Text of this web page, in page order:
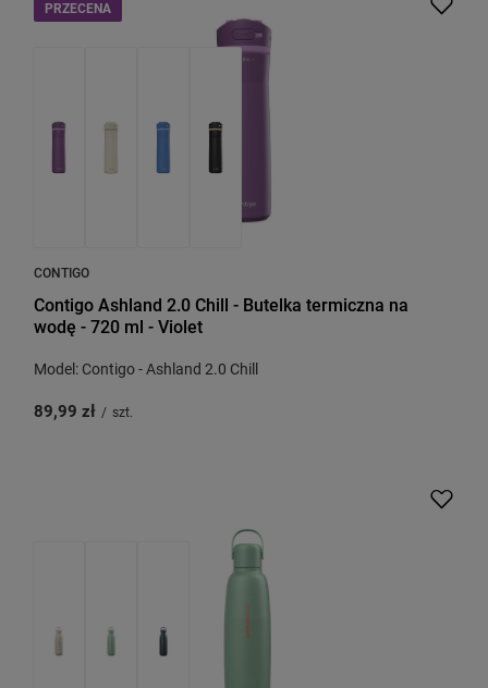
PRZECENA
CONTIGO
Contigo Ashland 2.0 Chill - Butelka termiczna na
wodę - 720 ml - Violet
Model: Contigo - Ashland 2.0 Chill
89,99 zł / szt.